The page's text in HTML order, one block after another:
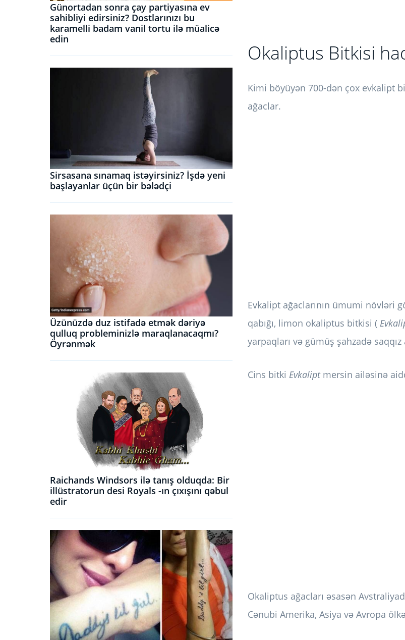
Günortadan sonra çay partiyasına ev
sahibliyi edirsiniz? Dostlarınızı bu
karamelli badam vanil tortu ilə müalicə
edin
Sirsasana sınamaq istəyirsiniz? İşdə yeni
başlayanlar üçün bir bələdçi
Üzünüzdə duz istifadə etmək dəriyə
qulluq probleminizlə maraqlanacaqmı?
Öyrənmək
Raichands Windsors ilə tanış olduqda: Bir
illüstratorun desi Royals -ın çıxışını qəbul
edir
Okaliptus Bitkisi
Kimi böyüyən 700-dən çox evkalipt
ağaclar.
Evkalipt ağaclarının ümumi növləri
qabığı, limon okaliptus bitkisi (
yarpaqları və gümüş şahzadə saqqız
Cins bitki Evkaliptmersin ailəsinə
Okaliptus ağacları əsasən
Cənubi Amerika, Asiya və Avropa